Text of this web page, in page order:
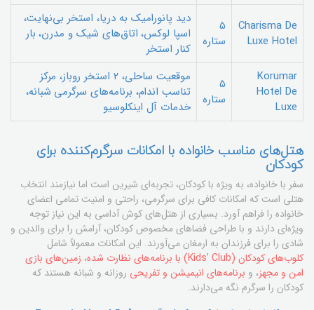
Charisma De
Luxe Hotel
5
ستاره
دید پانورامیک به دریا، استخر بی‌نهایت،
اسپا لوکس، اتاق‌های شیک و مدرن، بار
کنار استخر
Korumar
Hotel De
Luxe
5
ستاره
موقعیت ساحلی، 2 استخر روباز، مرکز
تناسب اندام، برنامه‌های سرگرمی شبانه،
خدمات آل اینکلوسیو
هتل‌های مناسب خانواده با امکانات سرگرم‌کننده برای
کودکان
سفر با خانواده، به ویژه با کودکان، تجربه‌ای شیرین است اما نیازمند انتخاب
هتلی است که امکانات کافی برای سرگرمی، راحتی و امنیت تمامی اعضای
خانواده را فراهم آورد. بسیاری از هتل‌های کوش آداسی به این نیاز توجه
ویژه‌ای دارند و با طراحی فضاهای مخصوص کودکان، آرامش را برای والدین و
شادی را برای فرزندان به ارمغان می‌آورند. این امکانات معمولاً شامل
کلوب‌های کودکان (Kids’ Club) با برنامه‌های نظارت شده
، زمین‌های بازی
امن و مجهز، و برنامه‌های انیمیشن و تفریحی روزانه و شبانه هستند که
کودکان را سرگرم نگه می‌دارند.